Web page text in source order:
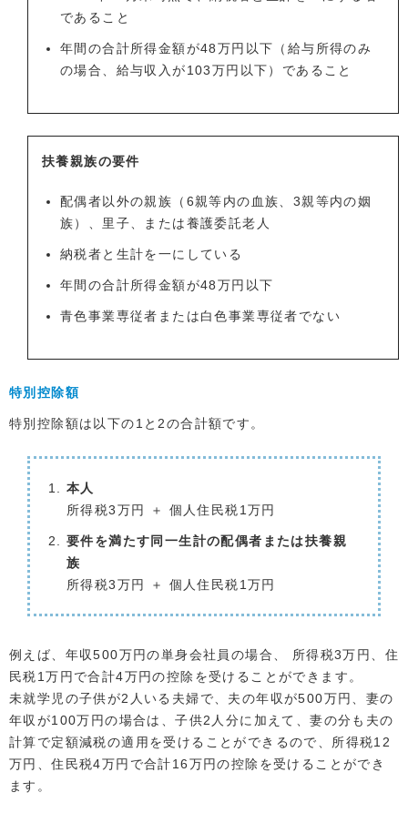
であること
年間の合計所得金額が48万円以下（給与所得のみ
の場合、給与収入が103万円以下）であること
扶養親族の要件
配偶者以外の親族（6親等内の血族、3親等内の姻
族）、里子、または養護委託老人
納税者と生計を一にしている
年間の合計所得金額が48万円以下
青色事業専従者または白色事業専従者でない
特別控除額
特別控除額は以下の1と2の合計額です。
本人
所得税3万円 ＋ 個人住民税1万円
要件を満たす同一生計の配偶者または扶養親
族
所得税3万円 ＋ 個人住民税1万円
例えば、年収500万円の単身会社員の場合、 所得税3万円、住
民税1万円で合計4万円の控除を受けることができます。
未就学児の子供が2人いる夫婦で、夫の年収が500万円、妻の
年収が100万円の場合は、子供2人分に加えて、妻の分も夫の
計算で定額減税の適用を受けることができるので、所得税12
万円、住民税4万円で合計16万円の控除を受けることができ
ます。